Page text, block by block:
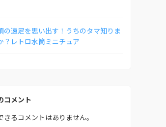
の遠足を思い出す！うちのタマ知りま
？レトロ水筒ミニチュア
コメント
きるコメントはありません。